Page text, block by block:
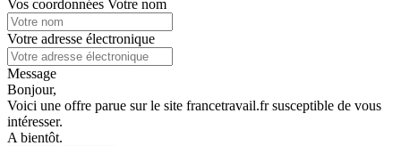
Vos coordonnées Votre nom
Votre adresse électronique
Message
Bonjour,
Voici une offre parue sur le site francetravail.fr susceptible de vous
intéresser.
A bientôt.